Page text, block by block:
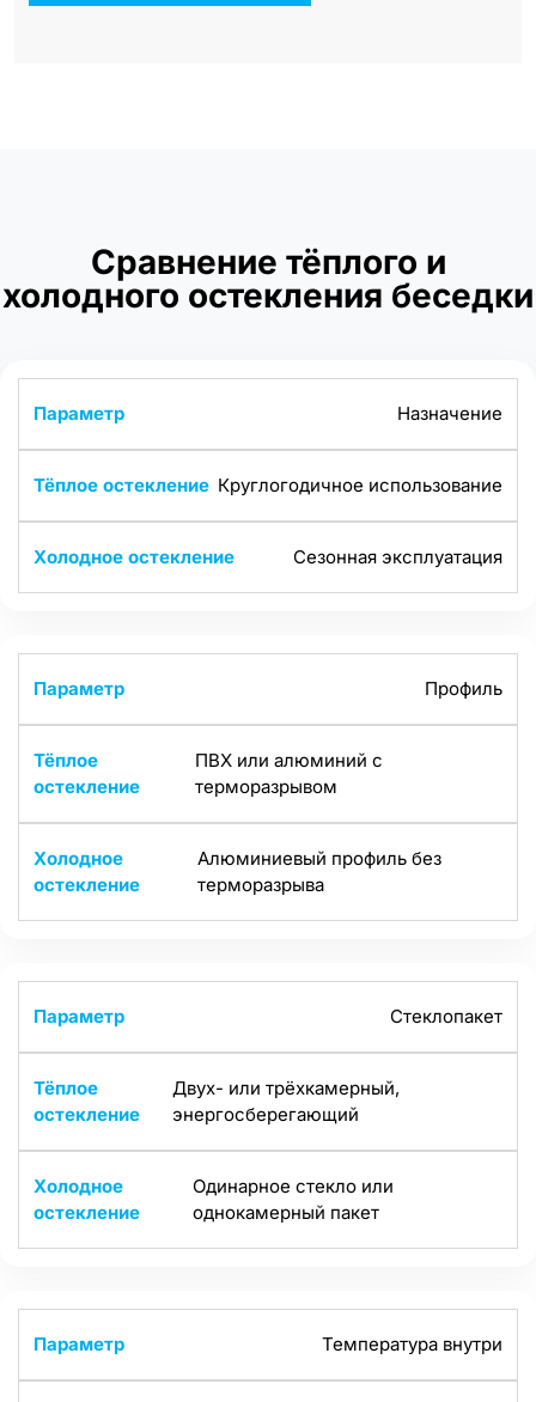
Сравнение тёплого и
холодного остекления беседки
Назначение
Круглогодичное использование
Сезонная эксплуатация
Профиль
ПВХ или алюминий с
терморазрывом
Алюминиевый профиль без
терморазрыва
Стеклопакет
Двух- или трёхкамерный,
энергосберегающий
Одинарное стекло или
однокамерный пакет
Температура внутри